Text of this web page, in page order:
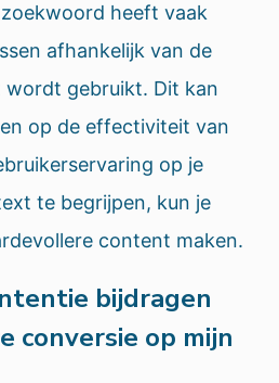
heeft vaak
afhankelijk van de
gebruikt. Dit kan
op de effectiviteit van
op je
te begrijpen, kun je
content maken.
bijdragen
conversie op mijn